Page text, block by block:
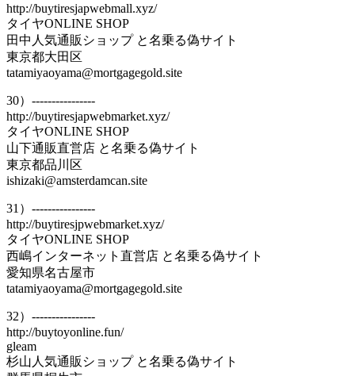
http://buytiresjapwebmall.xyz/
タイヤONLINE SHOP
田中人気通販ショップ と名乗る偽サイト
東京都大田区
tatamiyaoyama@mortgagegold.site
30）----------------
http://buytiresjapwebmarket.xyz/
タイヤONLINE SHOP
山下通販直営店 と名乗る偽サイト
東京都品川区
ishizaki@amsterdamcan.site
31）----------------
http://buytiresjpwebmarket.xyz/
タイヤONLINE SHOP
西嶋インターネット直営店 と名乗る偽サイト
愛知県名古屋市
tatamiyaoyama@mortgagegold.site
32）----------------
http://buytoyonline.fun/
gleam
杉山人気通販ショップ と名乗る偽サイト